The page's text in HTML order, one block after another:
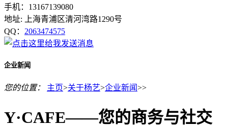
手机：13167139080
地址: 上海青浦区清河湾路1290号
QQ： 2063474575
企业新闻
您的位置： 主页>关于杨艺>企业新闻>>
Y·CAFE——您的商务与社交